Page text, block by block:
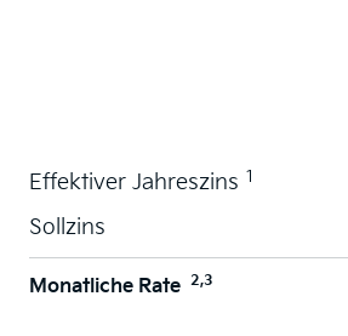
Effektiver Jahreszins 1
Sollzins
Monatliche Rate 2,3